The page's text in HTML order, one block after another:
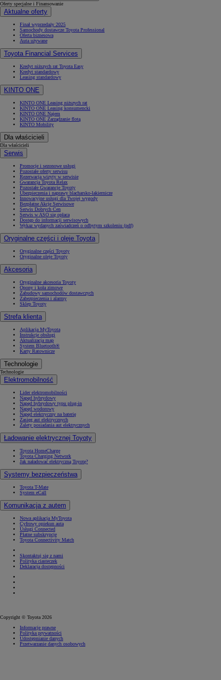
Oferty specjalne i Finansowanie
Aktualne oferty
Finał wyprzedaży 2025
Samochody dostawcze Toyota Professional
Oferta biznesowa
Auta używane
Toyota Financial Services
Kredyt niższych rat Toyota Easy
Kredyt standardowy
Leasing standardowy
KINTO ONE
KINTO ONE Leasing niższych rat
KINTO ONE Leasing konsumencki
KINTO ONE Najem
KINTO ONE Zarządzanie flotą
KINTO Mobility
Dla właścicieli
Dla właścicieli
Serwis
Promocje i sezonowe usługi
Pozostałe oferty serwisu
Rezerwacja wizyty w serwisie
Gwarancja Toyota Relax
Pozostałe Gwarancje Toyoty
Ubezpieczenia i naprawy blacharsko-lakiernicze
Innowacyjne usługi dla Twojej wygody
Bezpłatne Akcje Serwisowe
Serwis Dobrych Cen
Serwis w ASO się opłaca
Dostęp do informacji serwisowych
Wykaz wydanych zaświadczeń o odbytym szkoleniu (pdf)
Oryginalne części i oleje Toyota
Oryginalne części Toyoty
Oryginalne oleje Toyoty
Akcesoria
Oryginalne akcesoria Toyoty
Opony i koła zimowe
Zabudowy samochodów dostawczych
Zabezpieczenia i alarmy
Sklep Toyoty
Strefa klienta
Aplikacja MyToyota
Instrukcje obsługi
Aktualizacja map
System Bluetooth®
Karty Ratownicze
Technologie
Technologie
Elektromobilność
Lider elektromobilności
Napęd hybrydowy
Napęd hybrydowy typu plug-in
Napęd wodorowy
Napęd elektryczny na baterię
Zasięg aut elektrycznych
Zalety posiadania aut elektrycznych
Ładowanie elektrycznej Toyoty
Toyota HomeCharge
Toyota Charging Network
Jak naładować elektryczną Toyotę?
Systemy bezpieczeństwa
Toyota T-Mate
System eCall
Komunikacja z autem
Nowa aplikacja MyToyota
Cyfrowy opiekun auta
Usługi Connected
Płatne subskrypcje
Toyota Connectivity Match
Skontaktuj się z nami
Polityka ciasteczek
Deklaracja dostępności
Copyright © Toyota 2026
Informacje prawne
Polityka prywatności
Udostępnianie danych
Przetwarzanie danych osobowych